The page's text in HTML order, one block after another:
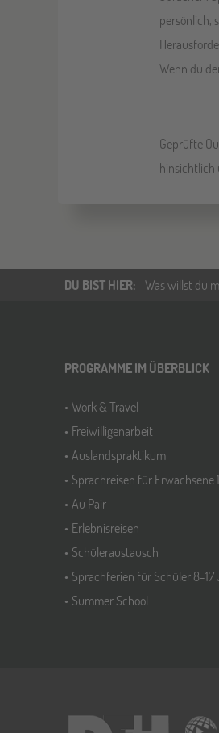
persönlich,
Wenn du
Geprüfte
hinsichtlich
DU BIST HIER: Was willst du
PROGRAMME IM ÜBERBLICK
Work & Travel
Freiwilligenarbeit
Auslandspraktikum
Sprachreisen für Erwachsene
Au Pair
Erlebnisreisen
Schüleraustausch
Sprachferien für Schüler 8-17
Summer School